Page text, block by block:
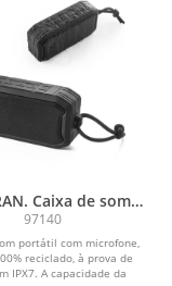
Caixa de som
à prova de água
autonomia de
mAh), em ABS
reciclado
97140
portátil com microfone,
reciclado, à prova de
IPX7. A capacidade da